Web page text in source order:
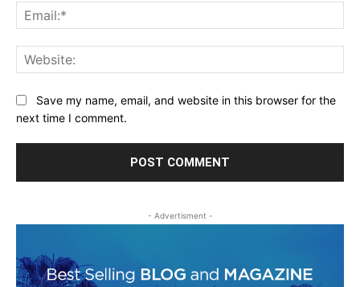
Save my name, email, and website in this browser for the
next time I comment.
- Advertisment -